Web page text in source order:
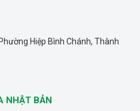
Hiệp Bình Chánh, Thành
NHẬT BẢN